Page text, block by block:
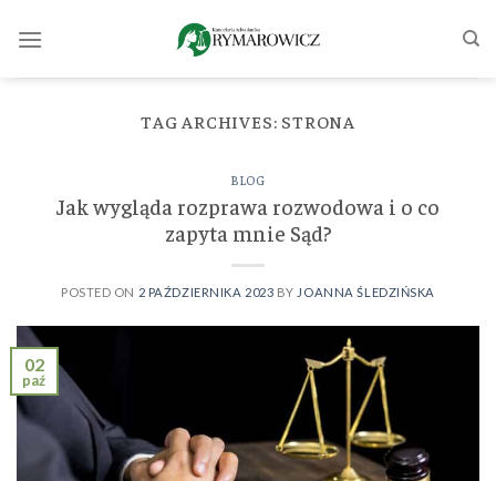
TAG ARCHIVES: STRONA
BLOG
Jak wygląda rozprawa rozwodowa i o co
zapyta mnie Sąd?
POSTED ON 2 PAŹDZIERNIKA 2023 BY JOANNA ŚLEDZIŃSKA
02
paź